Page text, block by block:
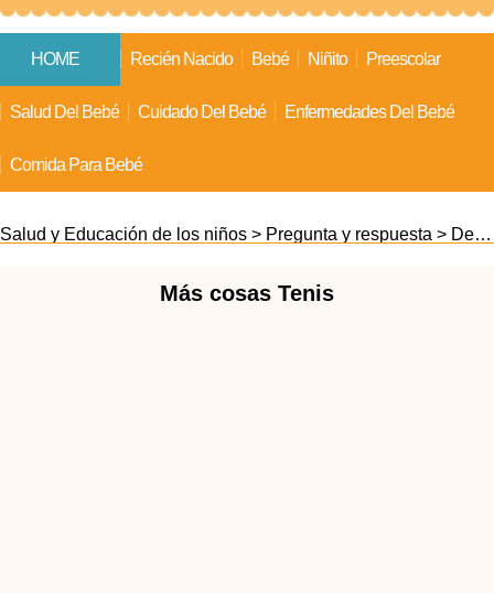
HOME Recién Nacido Bebé Niñito Preescolar
Salud Del Bebé Cuidado Del Bebé Enfermedades Del Bebé
Comida Para Bebé
Salud y Educación de los niños > Pregunta y respuesta > Deportes Recreación para Niños
Más cosas Tenis